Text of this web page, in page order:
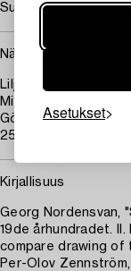
Asetukset
Subsequently by
Näyttelyt
Liljevalchs
Minnesutställning",
Göteborgs
254.
Kirjallisuus
Georg Nordensvan,
19de århundradet.
compare drawing of
Per-Olov